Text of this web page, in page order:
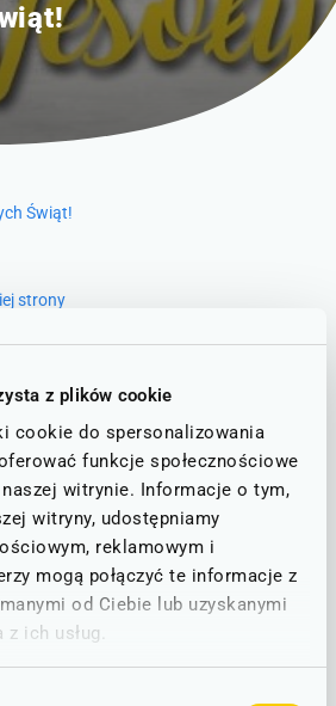
z plików cookie
cookie do spersonalizowania
funkcje społecznościowe
witrynie. Informacje o tym,
witryny, udostępniamy
reklamowym i
mogą połączyć te informacje z
od Ciebie lub uzyskanymi
ich usług.
Świąt!
strony
2020